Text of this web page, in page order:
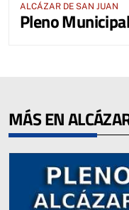
ALCÁZAR DE SAN JUAN
Pleno
MÁS EN